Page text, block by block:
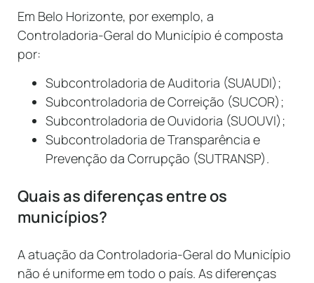
Em Belo Horizonte, por exemplo, a
Controladoria-Geral do Município é composta
por:
Subcontroladoria de Auditoria (SUAUDI);
Subcontroladoria de Correição (SUCOR);
Subcontroladoria de Ouvidoria (SUOUVI);
Subcontroladoria de Transparência e
Prevenção da Corrupção (SUTRANSP).
Quais as diferenças entre os
municípios?
A atuação da Controladoria-Geral do Município
não é uniforme em todo o país. As diferenças